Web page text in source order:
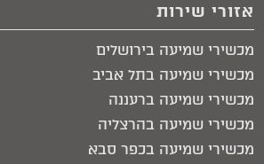
אזורי שירות
מכשירי שמיעה בירושלים​
מכשירי שמיעה בתל אביב​
מכשירי שמיעה ברעננה
מכשירי שמיעה בהרצליה
מכשירי שמיעה בכפר סבא